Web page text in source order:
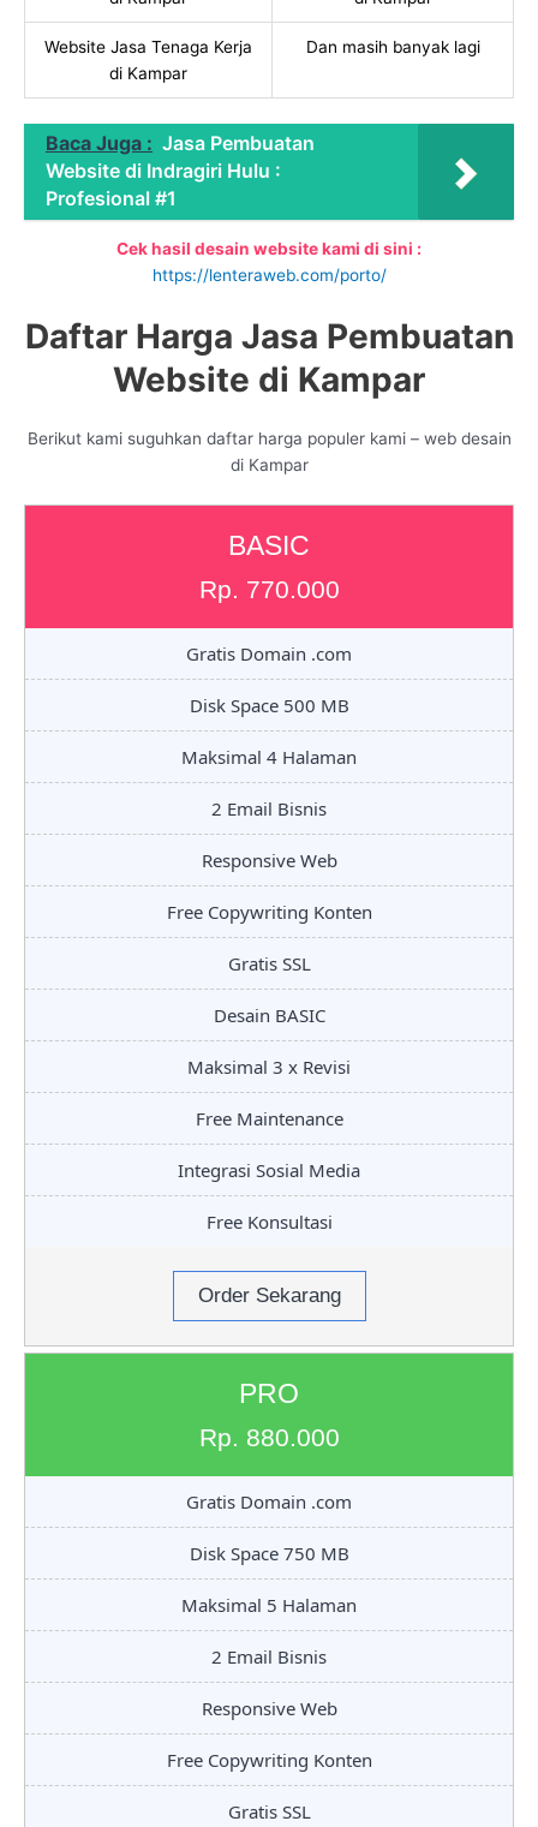
Website Jasa Tenaga Kerja
di Kampar
Dan masih banyak lagi
Baca Juga : Jasa Pembuatan
Website di Indragiri Hulu :
Profesional #1
Cek hasil desain website kami di sini :
https://lenteraweb.com/porto/
Daftar Harga Jasa Pembuatan
Website di Kampar
Berikut kami suguhkan daftar harga populer kami – web desain
di Kampar
BASIC
Rp. 770.000
Gratis Domain .com
Disk Space 500 MB
Maksimal 4 Halaman
2 Email Bisnis
Responsive Web
Free Copywriting Konten
Gratis SSL
Desain BASIC
Maksimal 3 x Revisi
Free Maintenance
Integrasi Sosial Media
Free Konsultasi
Order Sekarang
PRO
Rp. 880.000
Gratis Domain .com
Disk Space 750 MB
Maksimal 5 Halaman
2 Email Bisnis
Responsive Web
Free Copywriting Konten
Gratis SSL